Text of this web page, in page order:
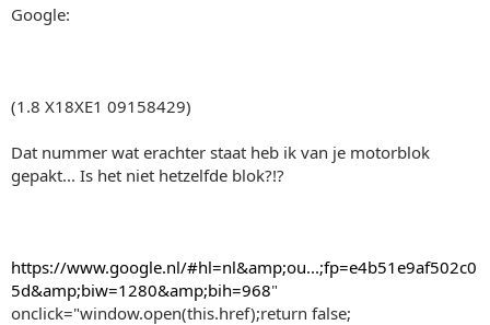
Google:
(1.8 X18XE1 09158429)
Dat nummer wat erachter staat heb ik van je motorblok
gepakt... Is het niet hetzelfde blok?!?
https://www.google.nl/#hl=nl&amp;ou...;fp=e4b51e9af502c0
5d&amp;biw=1280&amp;bih=968"
onclick="window.open(this.href);return false;